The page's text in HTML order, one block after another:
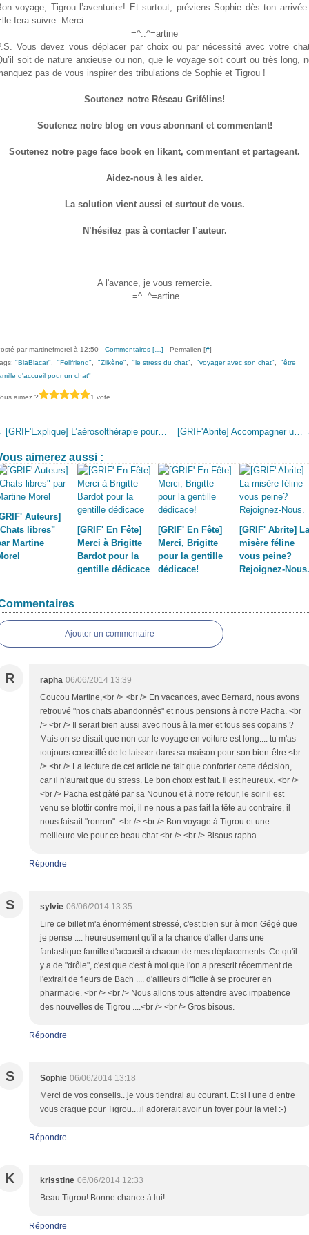
voyage, Tigrou l’aventurier! Et surtout, préviens Sophie dès ton
fera suivre. Merci.
=^..^=artine
Vous devez vous déplacer par choix ou par nécessité avec votre
soit de nature anxieuse ou non, que le voyage soit court ou très long,
pas de vous inspirer des tribulations de Sophie et Tigrou !
Soutenez notre Réseau Grifélins!
Soutenez notre blog en vous abonnant et commentant!
Soutenez notre page face book en likant, commentant et partageant.
Aidez-nous à les aider.
La solution vient aussi et surtout de vous.
N’hésitez pas à contacter l’auteur.
A l'avance, je vous remercie.
=^..^=artine
par martinefmorel à 12:50 - Commentaires [ ] - Permalien [#]
"BlaBlacar" "Felifriend" "Zilkène" "le stress du chat" "voyager avec son chat"
"être
d'accueil pour un chat"
aimez ? 1 vote
[GRIF'Explique] L’aérosolthérapie pour le chat. [GRIF'Abrite] Accompagner un chat.
aimerez aussi :
Auteurs]
libres"
Martine
[GRIF' En Fête]
Merci à Brigitte
Bardot pour la
gentille dédicace
[GRIF' En Fête]
Merci, Brigitte
pour la gentille
dédicace!
[GRIF' Abrite] La
misère féline
vous peine?
Rejoignez-Nous.
Ajouter un commentaire
R rapha 06/06/2014 13:39
Coucou Martine,<br /> <br /> En vacances, avec Bernard, nous avons
retrouvé "nos chats abandonnés" et nous pensions à notre Pacha. <br
/> <br /> Il serait bien aussi avec nous à la mer et tous ses copains ?
Mais on se disait que non car le voyage en voiture est long.... tu m'as
toujours conseillé de le laisser dans sa maison pour son bien-être.<br
/> <br /> La lecture de cet article ne fait que conforter cette décision,
car il n'aurait que du stress. Le bon choix est fait. Il est heureux. <br />
<br /> Pacha est gâté par sa Nounou et à notre retour, le soir il est
venu se blottir contre moi, il ne nous a pas fait la tête au contraire, il
nous faisait "ronron". <br /> <br /> Bon voyage à Tigrou et une
meilleure vie pour ce beau chat.<br /> <br /> Bisous rapha
Répondre
S sylvie 06/06/2014 13:35
Lire ce billet m'a énormément stressé, c'est bien sur à mon Gégé que
je pense .... heureusement qu'il a la chance d'aller dans une
fantastique famille d'accueil à chacun de mes déplacements. Ce qu'il
y a de "drôle", c'est que c'est à moi que l'on a prescrit récemment de
l'extrait de fleurs de Bach .... d'ailleurs difficile à se procurer en
pharmacie. <br /> <br /> Nous allons tous attendre avec impatience
des nouvelles de Tigrou ....<br /> <br /> Gros bisous.
Répondre
S Sophie 06/06/2014 13:18
Merci de vos conseils...je vous tiendrai au courant. Et si l une d entre
vous craque pour Tigrou....il adorerait avoir un foyer pour la vie! :-)
Répondre
K krisstine 06/06/2014 12:33
Beau Tigrou! Bonne chance à lui!
Répondre